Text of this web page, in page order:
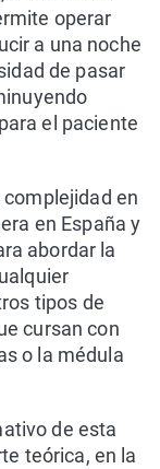
operar
a una noche
de pasar
el paciente
en
en España y
abordar la
tipos de
cursan con
o la médula
de esta
teórica, en la